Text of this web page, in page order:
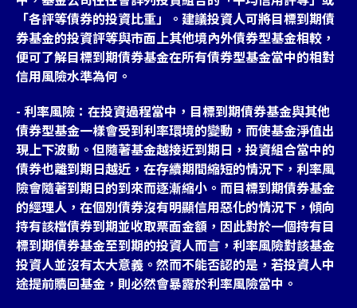
「各評等債券的投資比重」。建議投資人可將目標到期債
券基金的投資評等與市面上其他境內外債券型基金相較，
便可了解目標到期債券基金在所有債券型基金當中的相對
信用風險水準為何。
- 利率風險：在投資過程當中，目標到期債券基金與其他
債券型基金一樣會受到利率環境的變動，而使基金淨值出
現上下波動。但隨著基金越接近到期日，投資組合當中的
債券也離到期日越近，在存續期間縮短的情況下，利率風
險會隨著到期日的到來而逐漸縮小。而目標到期債券基金
的經理人，在個別債券沒有明顯信用惡化的情況下，傾向
持有該檔債券到期並收取票面金額，因此對於一個持有目
標到期債券基金至到期的投資人而言，利率風險對該基金
投資人並沒有太大意義。然而不能否認的是，若投資人中
途提前贖回基金，則必然會暴露於利率風險當中。